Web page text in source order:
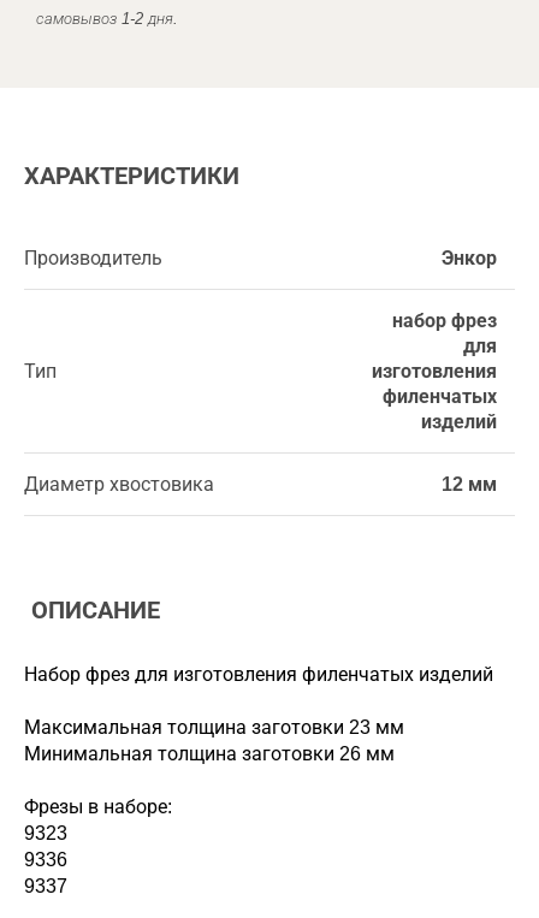
самовывоз 1-2 дня.
ХАРАКТЕРИСТИКИ
Производитель Энкор
Тип
набор фрез
для
изготовления
филенчатых
изделий
Диаметр хвостовика 12 мм
ОПИСАНИЕ
Набор фрез для изготовления филенчатых изделий
Максимальная толщина заготовки 23 мм
Минимальная толщина заготовки 26 мм
Фрезы в наборе:
9323
9336
9337